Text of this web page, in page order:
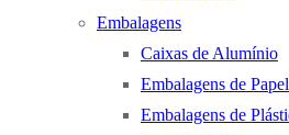
Embalagens
Caixas de Alumínio
Embalagens de Papel
Embalagens de